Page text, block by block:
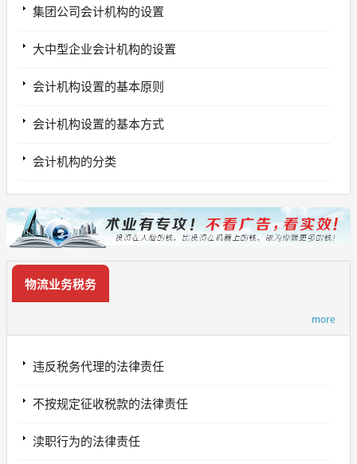
集团公司会计机构的设置
大中型企业会计机构的设置
会计机构设置的基本原则
会计机构设置的基本方式
会计机构的分类
物流业务税务
more
违反税务代理的法律责任
不按规定征收税款的法律责任
渎职行为的法律责任